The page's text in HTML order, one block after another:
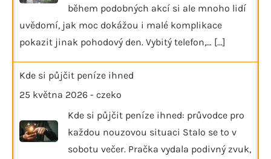
během podobných akcí si ale mnoho lidí
uvědomí, jak moc dokážou i malé komplikace
pokazit jinak pohodový den. Vybitý telefon,… [...]
Kde si půjčit peníze ihned
25 května 2026 - czeko
Kde si půjčit peníze ihned: průvodce pro
každou nouzovou situaci Stalo se to v
sobotu večer. Pračka vydala podivný zvuk,